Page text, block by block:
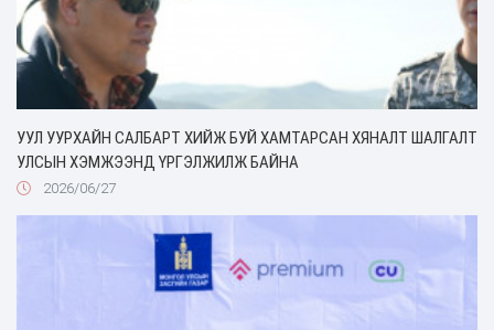
УУЛ УУРХАЙН САЛБАРТ ХИЙЖ БУЙ ХАМТАРСАН ХЯНАЛТ ШАЛГАЛТ
УЛСЫН ХЭМЖЭЭНД ҮРГЭЛЖИЛЖ БАЙНА
2026/06/27